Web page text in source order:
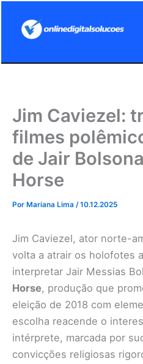
Jim Caviezel:
filmes
de Jair
Horse
Por Mariana Lima /10.12.2025
Jim Caviezel, ator norte-
volta a atrair os holofotes
interpretar Jair Messias
Horse, produção que
eleição de 2018 com
escolha reacende o
intérprete, marcada por
convicções religiosas